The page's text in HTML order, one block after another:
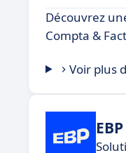
Découvrez
Compta &
Voir plus